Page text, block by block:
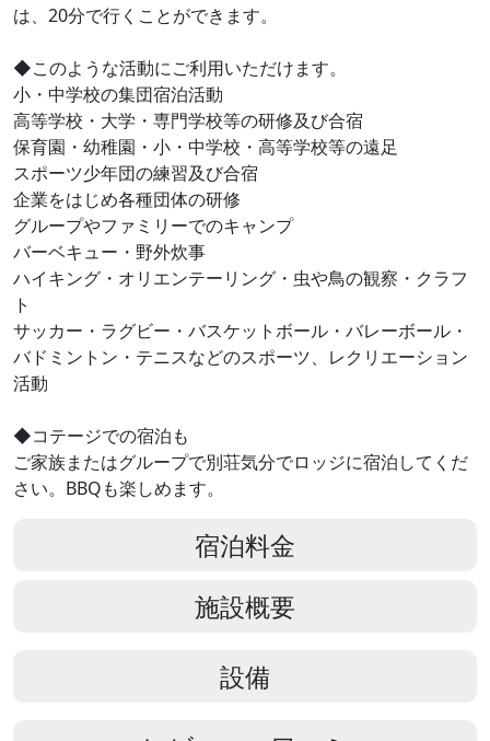
は、20分で行くことができます。
◆このような活動にご利用いただけます。
小・中学校の集団宿泊活動
高等学校・大学・専門学校等の研修及び合宿
保育園・幼稚園・小・中学校・高等学校等の遠足
スポーツ少年団の練習及び合宿
企業をはじめ各種団体の研修
グループやファミリーでのキャンプ
バーベキュー・野外炊事
ハイキング・オリエンテーリング・虫や鳥の観察・クラフ
ト
サッカー・ラグビー・バスケットボール・バレーボール・
バドミントン・テニスなどのスポーツ、レクリエーション
活動
◆コテージでの宿泊も
ご家族またはグループで別荘気分でロッジに宿泊してくだ
さい。BBQも楽しめます。
宿泊料金
施設概要
設備